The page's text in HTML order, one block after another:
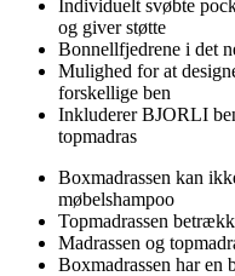
Individuelt svøbte
og giver støtte
Bonnellfjedrene i det
Mulighed for at
forskellige ben
Inkluderer BJORLI
topmadras
Boxmadrassen kan
møbelshampoo
Topmadrassen
Madrassen og
Boxmadrassen har